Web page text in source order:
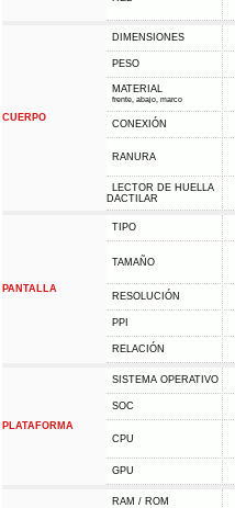
CUERPO
DIMENSIONES
PESO
MATERIAL
frente, abajo, marco
CONEXIÓN
RANURA
LECTOR DE HUELLA
DACTILAR
PANTALLA
TIPO
TAMAÑO
RESOLUCIÓN
PPI
RELACIÓN
PLATAFORMA
SISTEMA OPERATIVO
SOC
CPU
GPU
RAM / ROM